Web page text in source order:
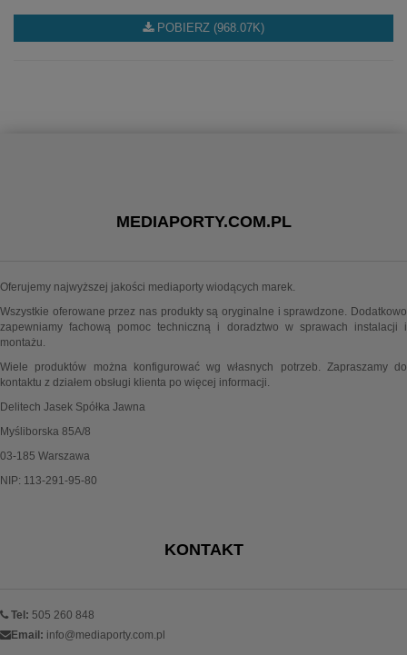
POBIERZ (968.07K)
MEDIAPORTY.COM.PL
Oferujemy najwyższej jakości mediaporty wiodących marek.
Wszystkie oferowane przez nas produkty są oryginalne i sprawdzone. Dodatkowo
zapewniamy fachową pomoc techniczną i doradztwo w sprawach instalacji i
montażu.
Wiele produktów można konfigurować wg własnych potrzeb. Zapraszamy do
kontaktu z działem obsługi klienta po więcej informacji.
Delitech Jasek Spółka Jawna
Myśliborska 85A/8
03-185 Warszawa
NIP: 113-291-95-80
KONTAKT
Tel: 505 260 848
Email: info@mediaporty.com.pl